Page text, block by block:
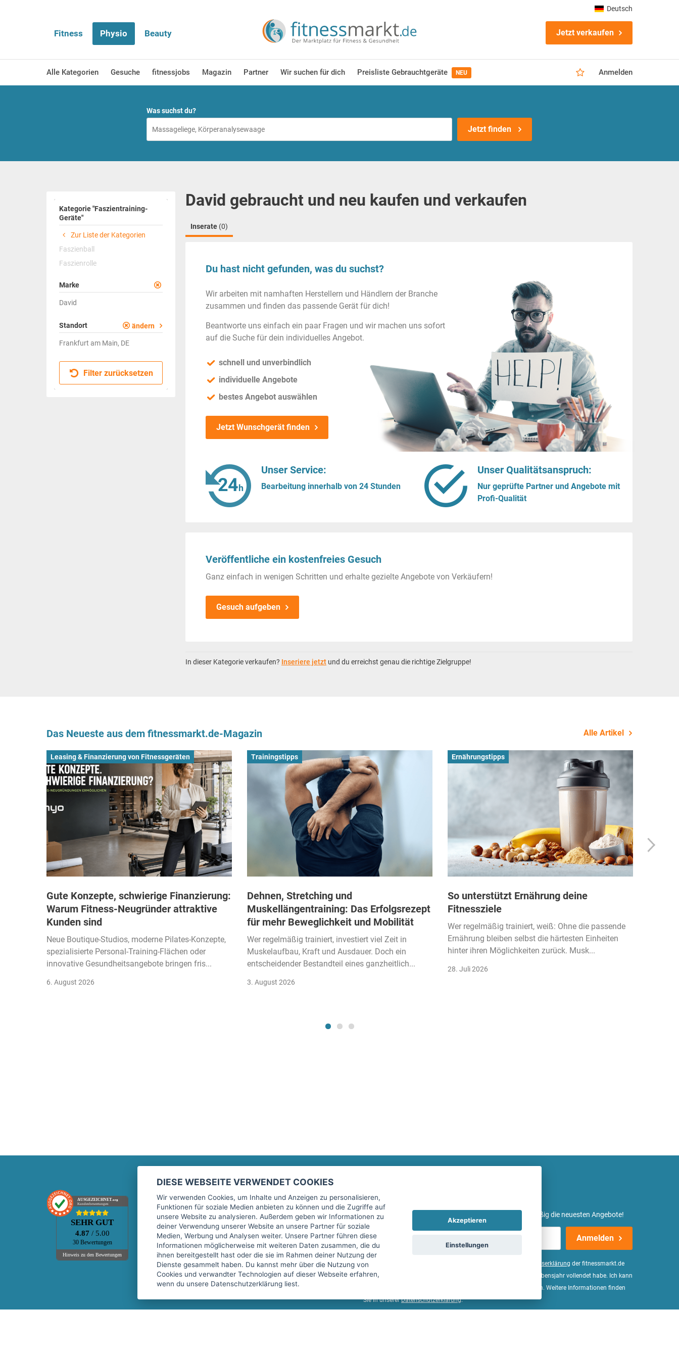
Fitness Physio Beauty Jetzt verkaufen
Alle Kategorien Gesuche fitnessjobs Magazin Partner Wir suchen für dich Preisliste Gebrauchtgeräte NEU Anmelden
Deutsch
Was suchst du?
Jetzt finden
Kategorie "Faszientraining-
Geräte"
Zur Liste der Kategorien
Faszienball
Faszienrolle
Marke
David
Standort ändern
Frankfurt am Main, DE
Filter zurücksetzen
David gebraucht und neu kaufen und verkaufen
Inserate (0)
Du hast nicht gefunden, was du suchst?
Wir arbeiten mit namhaften Herstellern und Händlern der Branche
zusammen und finden das passende Gerät für dich!
Beantworte uns einfach ein paar Fragen und wir machen uns sofort
auf die Suche für dein individuelles Angebot.
schnell und unverbindlich
individuelle Angebote
bestes Angebot auswählen
Jetzt Wunschgerät finden
Unser Service:
Bearbeitung innerhalb von 24 Stunden
Unser Qualitätsanspruch:
Nur geprüfte Partner und Angebote mit
Profi-Qualität
Veröffentliche ein kostenfreies Gesuch
Ganz einfach in wenigen Schritten und erhalte gezielte Angebote von Verkäufern!
Gesuch aufgeben
In dieser Kategorie verkaufen? Inseriere jetzt und du erreichst genau die richtige Zielgruppe!
Das Neueste aus dem fitnessmarkt.de-Magazin Alle Artikel
Leasing & Finanzierung von Fitnessgeräten
Gute Konzepte, schwierige Finanzierung:
Warum Fitness-Neugründer attraktive
Kunden sind
Neue Boutique-Studios, moderne Pilates-Konzepte,
spezialisierte Personal-Training-Flächen oder
innovative Gesundheitsangebote bringen fris...
6. August 2026
Trainingstipps
Dehnen, Stretching und
Muskellängentraining: Das Erfolgsrezept
für mehr Beweglichkeit und Mobilität
Wer regelmäßig trainiert, investiert viel Zeit in
Muskelaufbau, Kraft und Ausdauer. Doch ein
entscheidender Bestandteil eines ganzheitlich...
3. August 2026
Ernährungstipps
So unterstützt Ernährung deine
Fitnessziele
Wer regelmäßig trainiert, weiß: Ohne die passende
Ernährung bleiben selbst die härtesten Einheiten
hinter ihren Möglichkeiten zurück. Musk...
28. Juli 2026
AUSGEZEICHNET.org
Kundenbewertungen
SEHR GUT
4.87 / 5.00
30 Bewertungen
Hinweis zu den Bewertungen
Marktplatz
Kontakt
Preise Marktplatz
FAQ Marktplatz
Über uns
Werbebuchungen
Rechtliches
Impressum
AGB
Datenschutz
Sicherheit
Top-Inserat kündigen
fitnessmarkt.de Newsletter
Trage dich hier für unseren Newsletter ein und erhalte regelmäßig die neuesten Angebote!
Anmelden
Ich stimme der Verarbeitung meiner Daten, wie in der Einwilligungserklärung der fitnessmarkt.de
services GmbH beschrieben, zu und bestätige, dass ich das 16. Lebensjahr vollendet habe. Ich kann
diese Einwilligung jederzeit mit Wirkung für die Zukunft widerrufen. Weitere Informationen finden
Sie in unsererDatenschutzerklärung.
DIESE WEBSEITE VERWENDET COOKIES
Wir verwenden Cookies, um Inhalte und Anzeigen zu personalisieren,
Funktionen für soziale Medien anbieten zu können und die Zugriffe auf
unsere Website zu analysieren. Außerdem geben wir Informationen zu
deiner Verwendung unserer Website an unsere Partner für soziale
Medien, Werbung und Analysen weiter. Unsere Partner führen diese
Informationen möglicherweise mit weiteren Daten zusammen, die du
ihnen bereitgestellt hast oder die sie im Rahmen deiner Nutzung der
Dienste gesammelt haben. Du kannst mehr über die Nutzung von
Cookies und verwandter Technologien auf dieser Webseite erfahren,
wenn du unsere Datenschutzerklärung liest.
Akzeptieren
Einstellungen